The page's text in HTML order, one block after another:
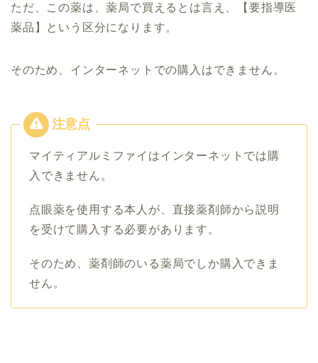
ただ、この薬は、薬局で買えるとは言え、【要指導医
薬品】という区分になります。
そのため、インターネットでの購入はできません。
マイティアルミファイはインターネットでは購
入できません。
点眼薬を使用する本人が、直接薬剤師から説明
を受けて購入する必要があります。
そのため、薬剤師のいる薬局でしか購入できま
せん。